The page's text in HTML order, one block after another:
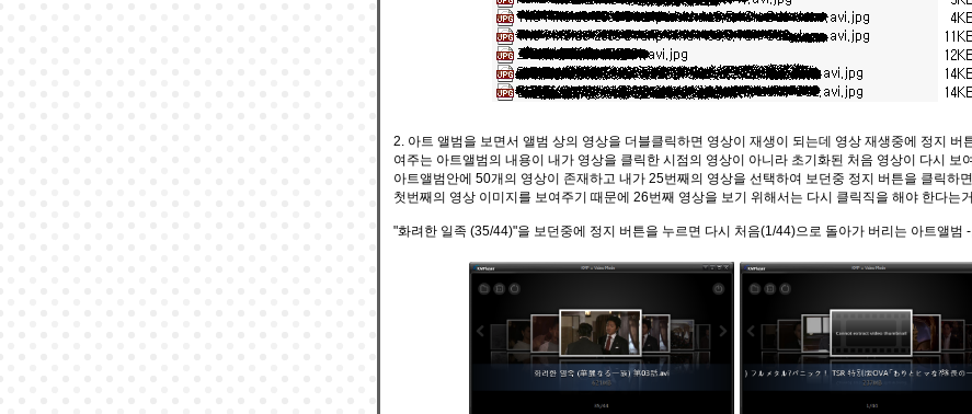
2. 아트 앨범을 보면서 앨범 상의 영상을 더블클릭하면 영상이 재생이 되는데 영상 재생중에 정지 버
여주는 아트앨범의 내용이 내가 영상을 클릭한 시점의 영상이 아니라 초기화된 처음 영상이 다시 보
아트앨범안에 50개의 영상이 존재하고 내가 25번째의 영상을 선택하여 보던중 정지 버튼을 클릭하
첫번째의 영상 이미지를 보여주기 때문에 26번째 영상을 보기 위해서는 다시 클릭직을 해야 한다는
"화려한 일족 (35/44)"을 보던중에 정지 버튼을 누르면 다시 처음(1/44)으로 돌아가 버리는 아트앨범 -